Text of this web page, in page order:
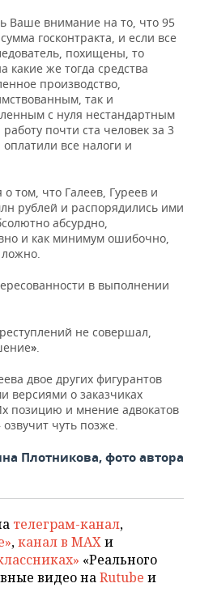
Ваше внимание на то, что 95
госконтракта, и если все
похищены, то
же тогда средства
производство,
так и
с нуля нестандартным
почти ста человек за 3
все налоги и
том, что Галеев, Гуреев и
рублей и распорядились ими
абсурдно,
и как минимум ошибочно,
в выполнении
не совершал,
».
двое других фигурантов
версиями о заказчиках
позицию и мнение адвокатов
чуть позже.
Плотникова, фото автора
телеграм-канал,
,канал в MAXи
«Реального
видео наRutube и